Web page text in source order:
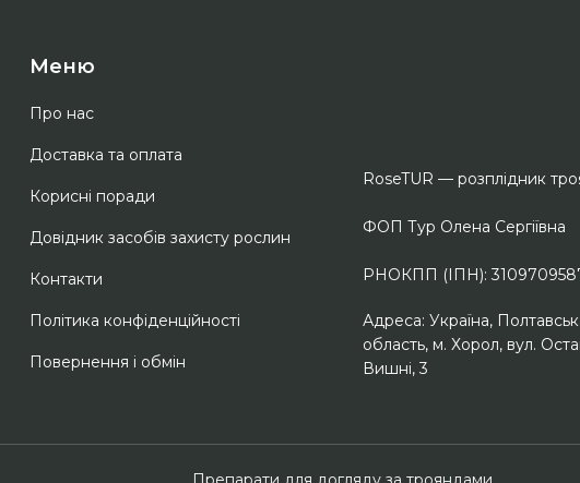
Меню
Про нас
Доставка та оплата
Корисні поради
Довідник засобів захисту рослин
Контакти
Політика конфіденційності
Повернення і обмін
RoseTUR — розплідник
ФОП Тур Олена Сергіївна
РНОКПП (ІПН):
Адреса: Україна,
область, м. Хорол, вул.
Вишні, 3